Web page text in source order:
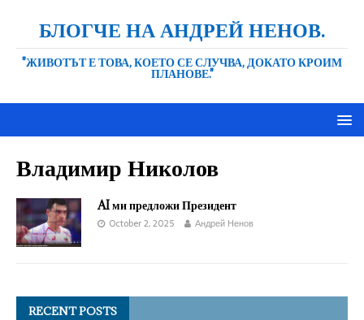
БЛОГЧЕ НА АНДРЕЙ НЕНОВ.
"ЖИВОТЪТ Е ТОВА, КОЕТО СЕ СЛУЧВА, ДОКАТО КРОИМ
ПЛАНОВЕ."
Владимир Николов
AI ми предложи Президент
October 2, 2025 Андрей Ненов
RECENT POSTS